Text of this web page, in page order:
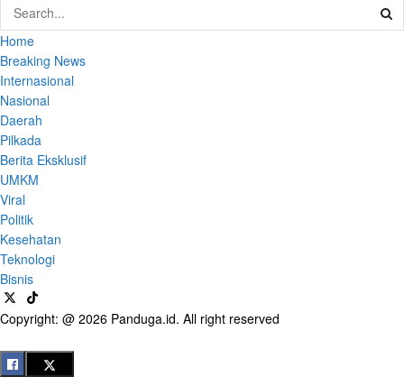
Home
Breaking News
Internasional
Nasional
Daerah
Pilkada
Berita Eksklusif
UMKM
Viral
Politik
Kesehatan
Teknologi
Bisnis
Copyright: @ 2026 Panduga.id. All right reserved